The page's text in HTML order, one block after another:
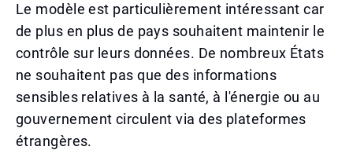
Le modèle est particulièrement intéressant car
de plus en plus de pays souhaitent maintenir le
contrôle sur leurs données. De nombreux États
ne souhaitent pas que des informations
sensibles relatives à la santé, à l'énergie ou au
gouvernement circulent via des plateformes
étrangères.